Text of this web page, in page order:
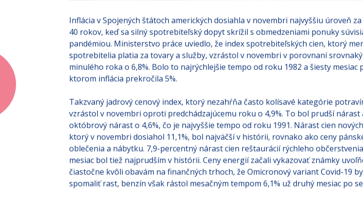
Inflácia v Spojených štátoch amerických dosiahla v novembri najvyššiu úroveň
40 rokov, keď sa silný spotrebiteľský dopyt skrížil s obmedzeniami ponuky
pandémiou. Ministerstvo práce uviedlo, že index spotrebiteľských cien, ktorý
spotrebitelia platia za tovary a služby, vzrástol v novembri v porovnaní
minulého roka o 6,8%. Bolo to najrýchlejšie tempo od roku 1982 a šiesty mesiac
ktorom inflácia prekročila 5%.
Takzvaný jadrový cenový index, ktorý nezahŕňa často kolísavé kategórie
vzrástol v novembri oproti predchádzajúcemu roku o 4,9%. To bol prudší nárast
októbrový nárast o 4,6%, čo je najvyššie tempo od roku 1991. Nárast cien
ktorý v novembri dosiahol 11,1%, bol najväčší v histórii, rovnako ako ceny
oblečenia a nábytku. 7,9-percentný nárast cien reštaurácií rýchleho
mesiac bol tiež najprudším v histórii. Ceny energií začali vykazovať známky
čiastočne kvôli obavám na finančných trhoch, že Omicronový variant Covid-19
spomaliť rast, benzín však rástol mesačným tempom 6,1% už druhý mesiac po